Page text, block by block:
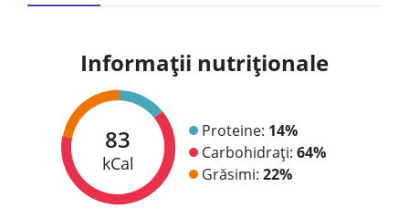
Informații nutriționale
83
kCal
Proteine: 14%
Carbohidrați: 64%
Grăsimi: 22%